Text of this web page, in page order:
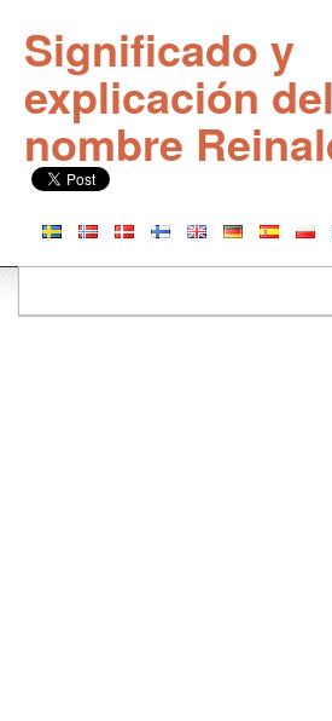
Significado y
explicación del
nombre